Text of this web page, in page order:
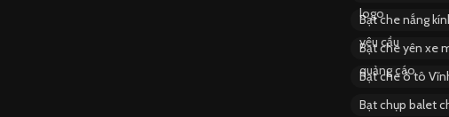
logo
Bạt che nắng
yêu cầu
Bạt che yên xe
quảng cáo
Bạt che ô tô
Bạt chụp balet